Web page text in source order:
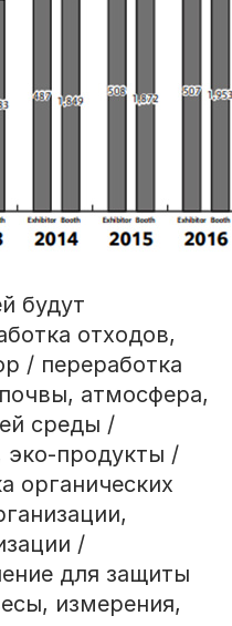
будут
отходов,
/ переработка
атмосфера,
среды /
эко-продукты /
органических
/
для защиты
измерения,